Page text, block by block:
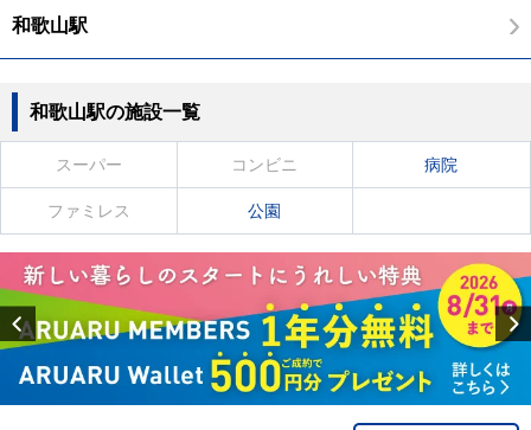
和歌山駅
和歌山駅の施設一覧
スーパー コンビニ 病院
ファミレス 公園
Previous